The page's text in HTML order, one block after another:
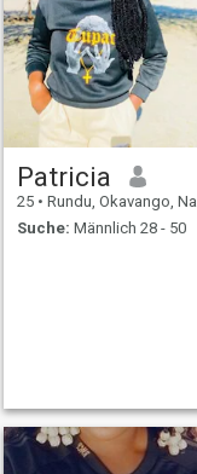
Patricia
25 • Rundu, Okavango, Namibia
Suche: Männlich 28 - 50